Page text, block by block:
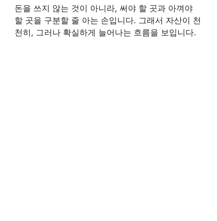
돈을 쓰지 않는 것이 아니라, 써야 할 곳과 아껴야
할 곳을 구분할 줄 아는 손입니다. 그래서 자산이 천
천히, 그러나 확실하게 늘어나는 흐름을 보입니다.